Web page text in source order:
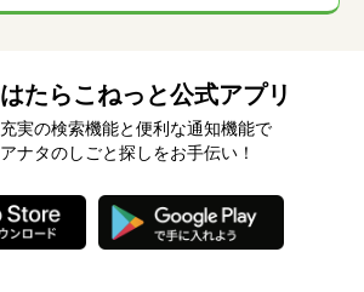
はたらこねっと公式アプリ
充実の検索機能と便利な通知機能で
アナタのしごと探しをお手伝い！